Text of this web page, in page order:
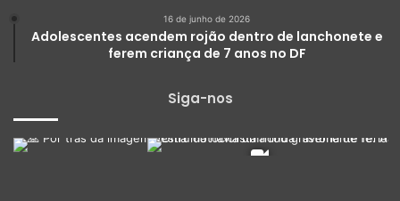
16 de junho de 2026
Adolescentes acendem rojão dentro de lanchonete e
ferem criança de 7 anos no DF
Siga-nos